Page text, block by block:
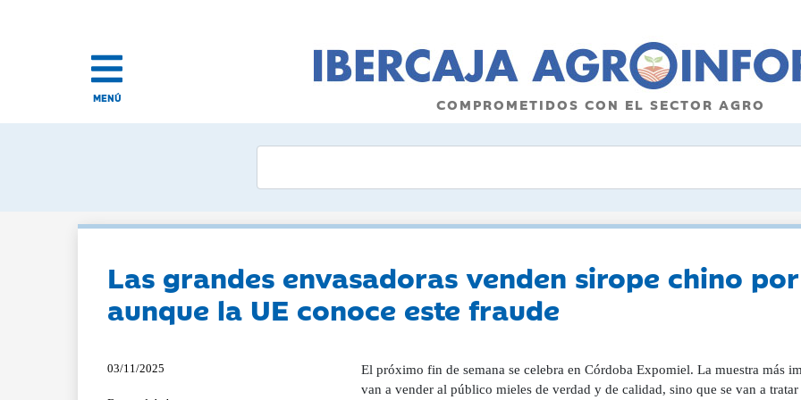
MENÚ COMPROMETIDOS CON EL SECTOR AGRO
Las grandes envasadoras venden sirope chino
aunque la UE conoce este fraude
03/11/2025 El próximo fin de semana se celebra en Córdoba Expomiel. La muestra más importantes de mieles de Andalucía. Allí. no sólo se van a vender al público mieles de verdad y de calidad, sino que se van a tratar problemas que afectan enormemente al sector como son los siropes que se venden como si fueran mieles sin serlo llegados de China con entrada por diversos países europeos sin ningún control. Pero. tambiñen, y muy especialmente, se hablará de la llegada deshace años de las grandes avispas invasoras, que son muy voraces peligrosas, llegando a provacar varias muertes, una de ellas en Algeciras. De todo esto nos habla en esta profunda entrevista Antonio Vázquez, responsable de Apicultura de COAG Andalucía, que estará, como todos los años, presente en Expomiel. Antonio Vázquez, responsable del sector apícola de COAG Andalucía ¿Le veremos de nuevo en Expomiel este año? Sí, sí. El viernes estoy allí. Un año después entre ediciones, ¿qué ha cambiado desde entonces hasta ahora? Pues que ha empeorado muy mucho la presión de la Vespa Orientalis y la pérdida de colmenas en muchas zonas de Andalucía. Se están leyendo noticias de que en Galicia la situación de las avispas invasoras es ya bastante peligroso. hay varios muertos... Van 15 muertos en Galicia por picadura de Vespa Velutina. Lo que pasa es que en los últimos 14 o 15 días han muerto tres personas. ¿Y por qué allí? ¿Qué pasa allí? Pues que son avispas venenosas, y cuando pica una Vespa Velutina, que es la que hay en el Norte, como la Vespa Orientalis aquí, por su tamaño es como si te picaran tres o cuatro avispas o tábarros de los que hemos tenido aquí siempre. ¿Pero en Galicia se está asentando y en otros sitios no hay, o qué? A ver, son dos especies distintas, ¿vale? Aquélla es la Velutina, y donde más fuertemente está asentada es en toda la Cornisa Cantábrica y Galicia. Porque la Velutina a más de 700, 800 metros no prospera bien. Entonces está rodeando España por la costa: Ya viene a la altura de Lisboa o así. Allí hay también en el País Vasco y algo en Navarra. Se está implantando también con fuerza en Cataluña y Aragón. ¿Viene hacia abajo? Sí. Aquí detectamos un nido hace mes y medio. ¿Aquí, dónde? En Málaga, en Alaurín de la Torre. Aquí me refiero a Andalucía. Vimos ejemplares bebiendo cerca de un colmenar. Tanto el Ayuntamiento de Alaurín de la Torre como Medio Ambiente, como COAG, hicimos patrullas y estuvimos más de tres semanas buscando el nido. Nos fue muy difícil de encontrarlo porque estaba en una zona de campo, pero con cerca. Seguíamos los vuelos y cuando llegábamos había una finca privada a la que no se podía acceder. Tuvimos que contar con la Policía Local y finalmente, un mes después localizamos el nido y los eliminamos. Yo creo que a la larga harán frontera natural con la nuestra, la Vespa Orientalis. ¿Y entre ellas no se van a eliminar? Por lo general, y me remito a lo que está pasando en otros países, no. Entre ellas no se van a eliminar, eso garantizado. Lo que hacen es una competencia por la comida y marcan una frontera. Donde llega una no entra la otra, y no se están cruzando mucho por falta de alimentación. Y, evidentemente, en su alimentación entra la abeja. Sí. Es una de sus principales fuentes de alimentación. Pero en Medio Ambiente nos echan el mochuelo a nosotros para que nos apañemos como podamos. Vespa Orientalis en Andalucía FOTO COAG ¿Cómo que se las apañen? No entiendo. Pues que la Administración no está haciendo absolutamente nada y nos dicen que los apicultores lo resolvamos. Llevo cinco años de reuniones con Medio Ambiente y aún no han hecho nada de nada. Y lo digo en mayúsculas y letras bien grandes. Que yo sepa la abeja es tan ganado como la oveja, la vaca o el cerdo. Sí, sí. Eso mismo digo yo, pero como ahora mismo nosotros somos los que hemos dado la voz de alerta, tenemos que resolverlo. Yo llevo 16 reuniones con ellos y no se ha hecho absolutamente nada en cinco años. ¿Y cuál es la excusa? Pues la excusa es que no saben. Una de las cosas que pedimos desde hace tiempo es que se hagan estudios y se investigue, porque es una especie nueva aquí. Pero no se hace. Y sobre todo pedimos que retiren todos los nidos que se encuentren, porque hay miles de nidos que no se destruyen. Y un nido que no se destruye son 100 o 150 nidos para el año siguiente, porque ahora salen las reinas y éstas se establecen y el año que viene por cada reina de ésas es un nido más. Entonces la Administración te dice que en zonas públicas ellos pueden actuar, pero en zonas privadas no, lo cual no es cierto y sin no se actúa es porque no quieren. De hecho, yo les he presentado un protocolo de actuaciones que si ellos no pueden, y les he dicho que formen a apicultores. Yo se los facilito en cada comarca. Y que cuando se localice en una zona privada el dueño de esa finca o de la casa o de lo que sea se ponga en contacto con el 112, éste lo informa a los apicultores y que actúen. Pero tiene que ser con información clara y concreta y con trajes especiales para luchar contra estas Vespas, porque son más grandes y atraviesan nuestros trajes. Y, por supuesto, que si un apicultor va a retirar un nido, que le paguen por ello. Pero no quieren soltar ni un duro, porque en la última reunión me dijeron que eso al ser un problema medioambiental lo teníamos que pagar nosotros. Es es un problema también de seguridad con posibles muertes, como está ocurriendo en Galicia. No, no. Con muertes ya. Hace un mes murió un hombre en Algeciras. ¿Entonces? ¡ Que no quieren ! Dicen que quien llame al 112 para avisar será el que tenga que pagar. Y yo les digo que si un agricultor tiene que pagar eso, lo más normal es que no diga que tiene el nido. De ese modo, el problema pertenece y se multiplica con cada nido que no se destruya, que es lo que está pasando ya. Por ejemplo, en el valle de Guadalhorce hace dos años se vieron las primeras Y el año pasado la presión aumentó y mataron ya muchas colmenas. Y este año hay zonas en Guadalhorce que han aniquilado todas las colmenas. Atacan más a las